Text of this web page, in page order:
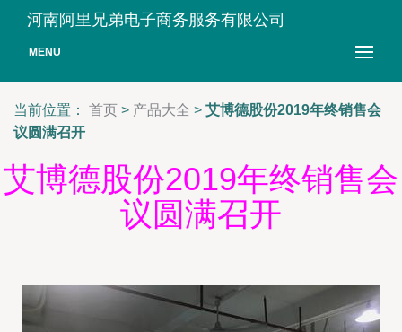
河南阿里兄弟电子商务服务有限公司
MENU
当前位置： 首页 > 产品大全 > 艾博德股份2019年终销售会
议圆满召开
艾博德股份2019年终销售会
议圆满召开